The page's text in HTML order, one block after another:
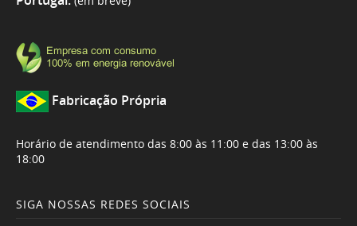
Fabricação Própria
Horário de atendimento das 8:00 às 11:00 e das 13:00 às
18:00
SIGA NOSSAS REDES SOCIAIS